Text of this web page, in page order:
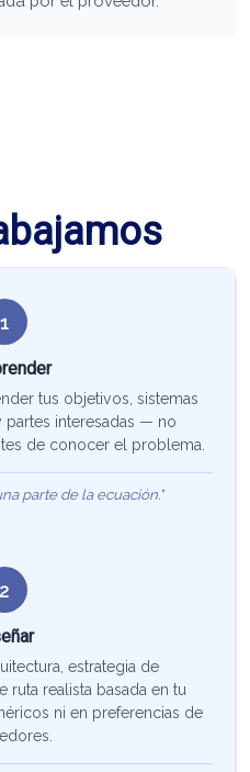
1
tus objetivos, sistemas
partes interesadas — no
de conocer el problema.
parte de la ecuación."
2
estrategia de
ruta realista basada en tu
ni en preferencias de